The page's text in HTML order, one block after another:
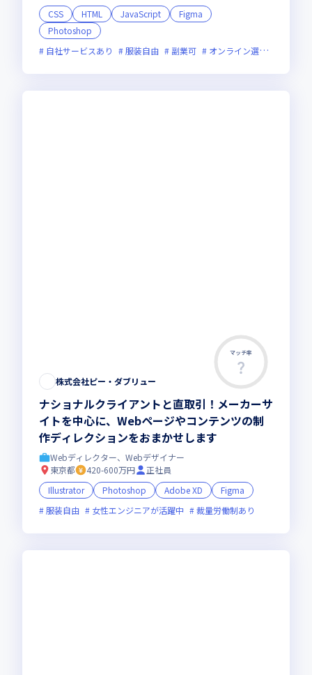
CSS
HTML JavaScript
Figma
Photoshop
自社サービスあり
服装自由 副業可 オンライン選考可
マッチ率
株式会社ピー・ダブリュー
ナショナルクライアントと直取引！メーカーサ
イトを中心に、Webページやコンテンツの制
作ディレクションをおまかせします
Webディレクター、Webデザイナー
東京都
420-600万円
正社員
Illustrator
Photoshop Adobe XD
Figma
服装自由
女性エンジニアが活躍中 裁量労働制あり